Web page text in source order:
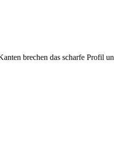
brechen das scharfe Profil